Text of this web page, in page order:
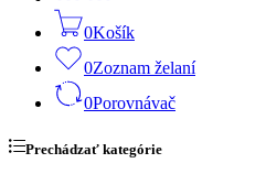
0Košík
0Zoznam želaní
0Porovnávač
Prechádzať kategórie